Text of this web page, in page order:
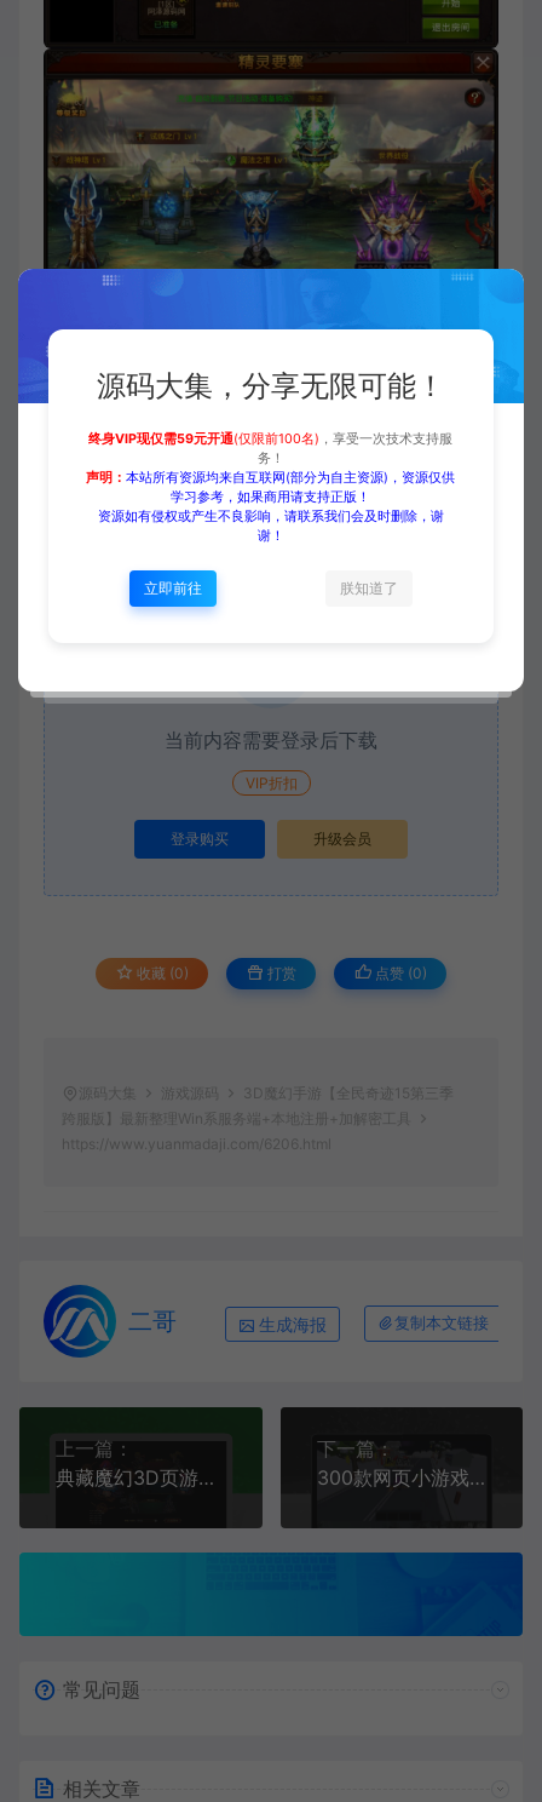
当前内容需要登录后下载
VIP折扣
登录购买 升级会员
收藏 (0) 打赏 点赞 (0)
源码大集 游戏源码
3D魔幻手游【全民奇迹15第三季
跨服版】最新整理Win系服务端+本地注册+加解密工具
https://www.yuanmadaji.com/6206.html
二哥 生成海报 复制本文链接
上一篇：
典藏魔幻3D页游【圣剑神域】最新整理WIN系服务端+管理后台+GM充值后台+详细外网教程
下一篇：
300款网页小游戏H5小游戏大全合集整理网页游戏
常见问题
相关文章
源码大集，分享无限可能！
终身VIP现仅需59元开通(仅限前100名) ，享受一次技术支持服
务！
声明：本站所有资源均来自互联网(部分为自主资源)，资源仅供
学习参考，如果商用请支持正版！
资源如有侵权或产生不良影响，请联系我们会及时删除，谢
谢！
立即前往 朕知道了